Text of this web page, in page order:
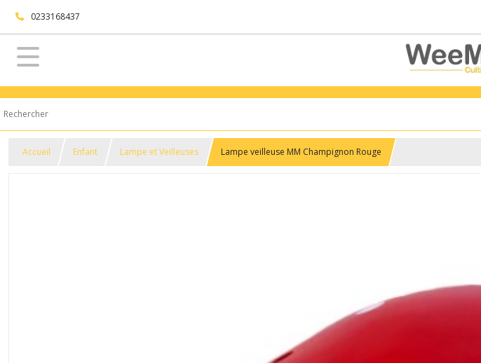
0233168437
Accueil Enfant Lampe et Veilleuses Lampe veilleuse MM Champignon Rouge